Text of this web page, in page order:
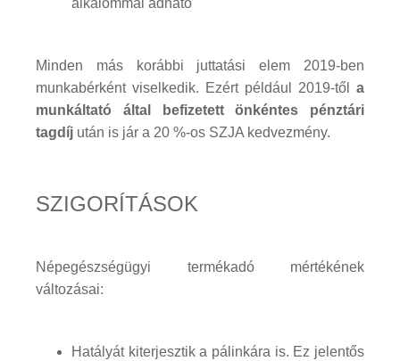
alkalommal adható
Minden más korábbi juttatási elem 2019-ben
munkabérként viselkedik. Ezért például 2019-től a
munkáltató által befizetett önkéntes pénztári
tagdíj után is jár a 20 %-os SZJA kedvezmény.
SZIGORÍTÁSOK
Népegészségügyi termékadó mértékének
változásai:
Hatályát kiterjesztik a pálinkára is. Ez jelentős